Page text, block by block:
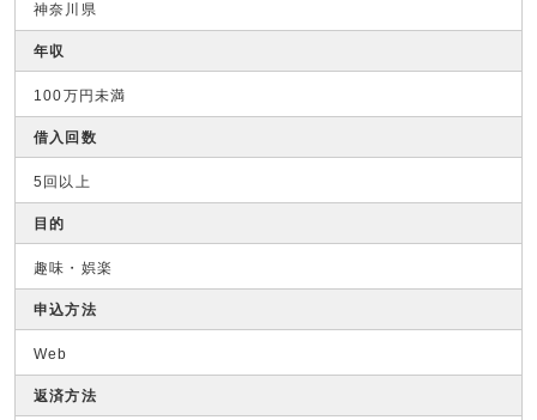
神奈川県
年収
100万円未満
借入回数
5回以上
目的
趣味・娯楽
申込方法
Web
返済方法